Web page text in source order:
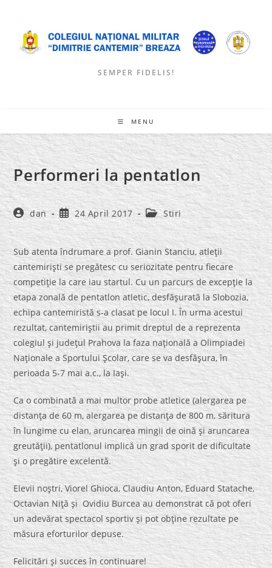
content
SEMPER FIDELIS!
MENU
Performeri la pentatlon
Post
author:
dan
Post
published:
24 April 2017
Post
category:
Stiri
Sub atenta îndrumare a prof. Gianin Stanciu, atleţii
cantemirişti se pregătesc cu seriozitate pentru fiecare
competiţie la care iau startul. Cu un parcurs de excepţie la
etapa zonală de pentatlon atletic, desfăşurată la Slobozia,
echipa cantemiristă s-a clasat pe locul I. În urma acestui
rezultat, cantemiriştii au primit dreptul de a reprezenta
colegiul şi judeţul Prahova la faza naţională a Olimpiadei
Naţionale a Sportului Şcolar, care se va desfăşura, în
perioada 5-7 mai a.c., la Iaşi.
Ca o combinată a mai multor probe atletice (alergarea pe
distanţa de 60 m, alergarea pe distanţa de 800 m, săritura
în lungime cu elan, aruncarea mingii de oină şi aruncarea
greutăţii), pentatlonul implică un grad sporit de dificultate
şi o pregătire excelentă.
Elevii noştri, Viorel Ghioca, Claudiu Anton, Eduard Statache,
Octavian Niţă şi Ovidiu Burcea au demonstrat că pot oferi
un adevărat spectacol sportiv şi pot obţine rezultate pe
măsura eforturilor depuse.
Felicitări şi succes în continuare!